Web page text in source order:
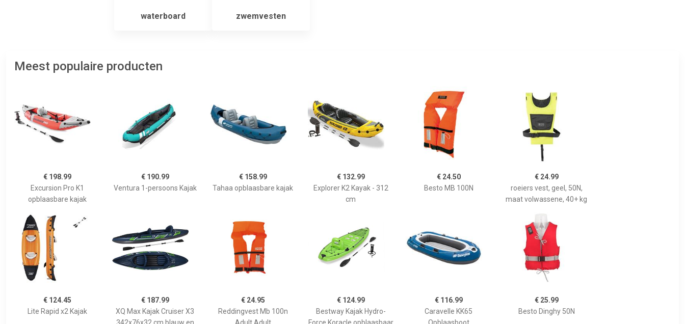
waterboard zwemvesten
Meest populaire producten
€ 198.99
Excursion Pro K1
opblaasbare kajak
€ 190.99
Ventura 1-persoons Kajak
€ 158.99
Tahaa opblaasbare kajak
€ 132.99
Explorer K2 Kayak - 312
cm
€ 24.50
Besto MB 100N
€ 24.99
roeiers vest, geel, 50N,
maat volwassene, 40+ kg
€ 124.45
Lite Rapid x2 Kajak
€ 187.99
XQ Max Kajak Cruiser X3
€ 24.95
Reddingvest Mb 100n
€ 124.99
Bestway Kajak Hydro-
€ 116.99
Caravelle KK65
€ 25.99
Besto Dinghy 50N